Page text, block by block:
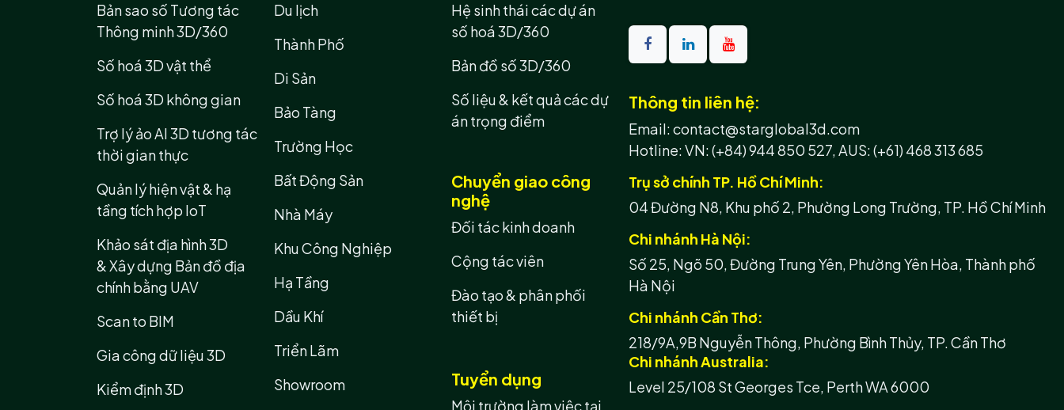
Thông tin liên hệ:
Email: contact@starglobal3d.com
Hotline:VN: (+84) 944 850 527,AUS: (+61) 468 313 685
Trụ sở chính TP. Hồ Chí Minh:
04 Đường N8, Khu phố 2, Phường Long Trường, TP. Hồ Chí Minh
Chi nhánh Hà Nội:
Số 25, Ngõ 50, Đường Trung Yên, Phường Yên Hòa, Thành phố
Hà Nội
Chi nhánh Cần Thơ:
218/9A,9B Nguyễn Thông, Phường Bình Thủy, TP. Cần Thơ
Chi nhánh Australia:
Level 25/108 St Georges Tce, Perth WA 6000
Du lịch
Thành Phố
Di Sản
Bảo Tàng
Trường Học
Bất Động Sản
Nhà Máy
Khu Công Nghiệp
Hạ Tầng
Dầu Khí
Triển Lãm
Showroom
Bản sao số Tương tác
Thông minh 3D/360
Số hoá 3D vật thể
Số hoá 3D không gian
Trợ lý ảo AI 3D tương tác
thời gian thực
Quản lý hiện vật & hạ
tầng tích hợp IoT
Khảo sát địa hình 3D
& Xây dựng Bản đồ địa
chính bằng UAV
Scan to BIM
Gia công dữ liệu 3D
Kiểm định 3D
Hệ sinh thái các dự án
số hoá 3D/360
Bản đồ số 3D/360
Số liệu & kết quả các dự
án trọng điểm
Chuyển giao công
nghệ
Đối tác kinh doanh
Cộng tác viên
Đào tạo & phân phối
thiết bị
Tuyển dụng
Môi trường làm việc tại